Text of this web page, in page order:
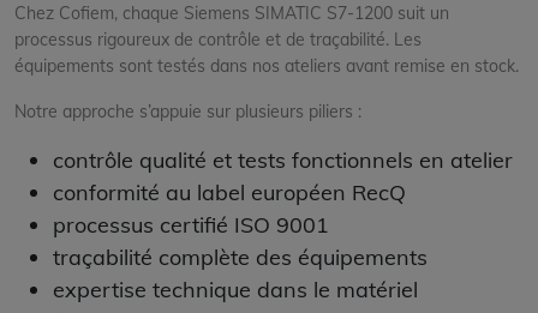
Chez Cofiem, chaque Siemens SIMATIC S7-1200 suit un
processus rigoureux de contrôle et de traçabilité. Les
équipements sont testés dans nos ateliers avant remise en stock.
Notre approche s’appuie sur plusieurs piliers :
contrôle qualité et tests fonctionnels en atelier
conformité au label européen RecQ
processus certifié ISO 9001
traçabilité complète des équipements
expertise technique dans le matériel